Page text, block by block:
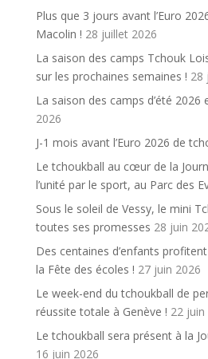
Plus que 3 jours avant l’Euro
Macolin ! 28 juillet 2026
La saison des camps Tchouk
sur les prochaines semaines ! 28
La saison des camps d’été 2026
2026
J-1 mois avant l’Euro 2026 de
Le tchoukball au cœur de la
l’unité par le sport, au Parc des
Sous le soleil de Vessy, le mini
toutes ses promesses 28 juin
Des centaines d’enfants
la Fête des écoles ! 27 juin 2026
Le week-end du tchoukball de
réussite totale à Genève ! 22 juin
Le tchoukball sera présent à la
16 juin 2026